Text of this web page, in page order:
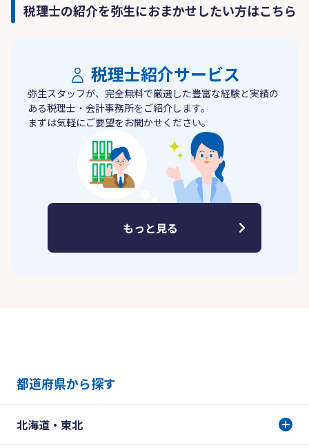
税理士の紹介を弥生におまかせしたい方はこちら
税理士紹介サービス
弥生スタッフが、完全無料で厳選した豊富な経験と実績の
ある税理士・会計事務所をご紹介します。
まずは気軽にご要望をお聞かせください。
もっと見る
都道府県から探す
北海道・東北